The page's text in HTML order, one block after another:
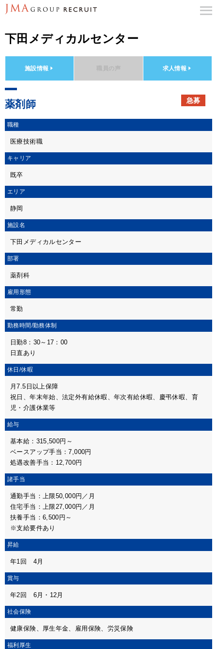
下田メディカルセンター
施設情報 求人情報
薬剤師 急募
職種
医療技術職
キャリア
既卒
エリア
静岡
施設名
下田メディカルセンター
部署
薬剤科
雇用形態
常勤
勤務時間/勤務体制
日勤8：30～17：00
日直あり
休日/休暇
月7.5日以上保障
祝日、年末年始、法定外有給休暇、年次有給休暇、慶弔休暇、育
児・介護休業等
給与
基本給：315,500円～
ベースアップ手当：7,000円
処遇改善手当：12,700円
諸手当
通勤手当：上限50,000円／月
住宅手当：上限27,000円／月
扶養手当：6,500円～
※支給要件あり
昇給
年1回 4月
賞与
年2回 6月・12月
社会保険
健康保険、厚生年金、雇用保険、労災保険
福利厚生